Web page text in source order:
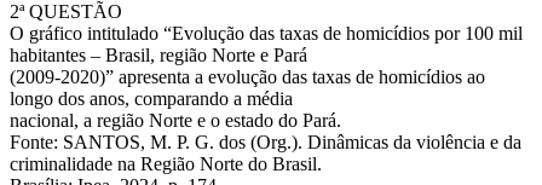
2ª QUESTÃO
O gráfico intitulado “Evolução das taxas de homicídios por 100 mil
habitantes – Brasil, região Norte e Pará
(2009-2020)” apresenta a evolução das taxas de homicídios ao
longo dos anos, comparando a média
nacional, a região Norte e o estado do Pará.
Fonte: SANTOS, M. P. G. dos (Org.). Dinâmicas da violência e da
criminalidade na Região Norte do Brasil.